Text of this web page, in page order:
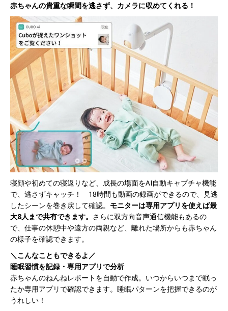
赤ちゃんの貴重な瞬間を逃さず、カメラに収めてくれる！
寝顔や初めての寝返りなど、成長の場面をAI自動キャプチャ機能
で、逃さずキャッチ！ 18時間も動画の録画ができるので、見逃
したシーンを巻き戻して確認。 モニターは専用アプリを使えば最
大8人まで共有できます。 さらに双方向音声通信機能もあるの
で、仕事の休憩中や遠方の両親など、離れた場所からも赤ちゃん
の様子を確認できます。
＼こんなこともできるよ／
睡眠習慣を記録・専用アプリで分析
赤ちゃんのねんねレポートを自動で作成。いつからいつまで眠っ
たか専用アプリで確認できます。睡眠パターンを把握できるのが
うれしい！